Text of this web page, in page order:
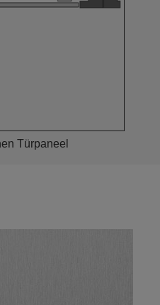
Türpaneel